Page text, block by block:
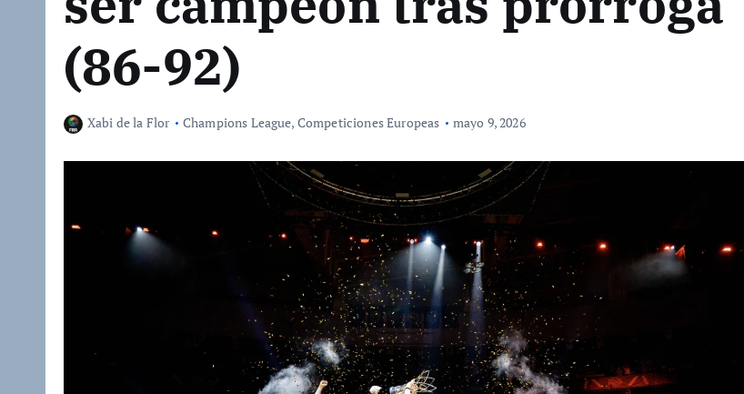
(86-92)
Xabi de la Flor Champions League, Competiciones Europeas mayo 9, 2026